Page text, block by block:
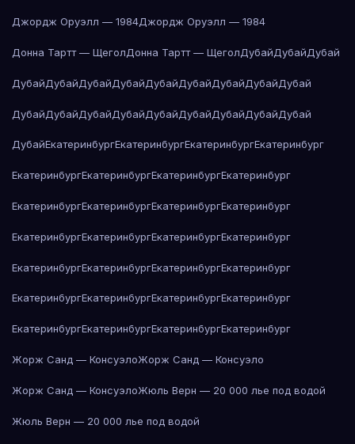
Джордж Оруэлл — 1984Джордж Оруэлл — 1984
Донна Тартт — ЩеголДонна Тартт — ЩеголДубайДубайДубай
ДубайДубайДубайДубайДубайДубайДубайДубайДубай
ДубайДубайДубайДубайДубайДубайДубайДубайДубай
ДубайЕкатеринбургЕкатеринбургЕкатеринбургЕкатеринбург
ЕкатеринбургЕкатеринбургЕкатеринбургЕкатеринбург
ЕкатеринбургЕкатеринбургЕкатеринбургЕкатеринбург
ЕкатеринбургЕкатеринбургЕкатеринбургЕкатеринбург
ЕкатеринбургЕкатеринбургЕкатеринбургЕкатеринбург
ЕкатеринбургЕкатеринбургЕкатеринбургЕкатеринбург
ЕкатеринбургЕкатеринбургЕкатеринбургЕкатеринбург
Жорж Санд — КонсуэлоЖорж Санд — Консуэло
Жорж Санд — КонсуэлоЖюль Верн — 20 000 лье под водой
Жюль Верн — 20 000 лье под водой